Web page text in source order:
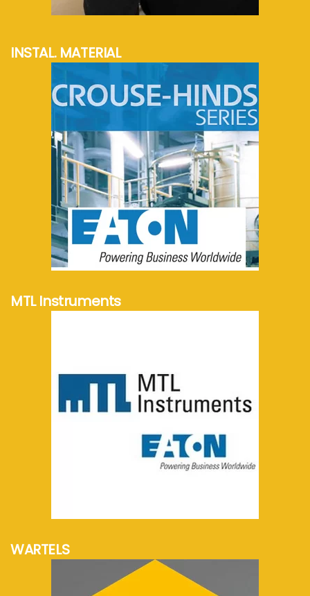
mehr Info...
INSTAL. MATERIAL
meer info...
MTL Instruments
WARTELS